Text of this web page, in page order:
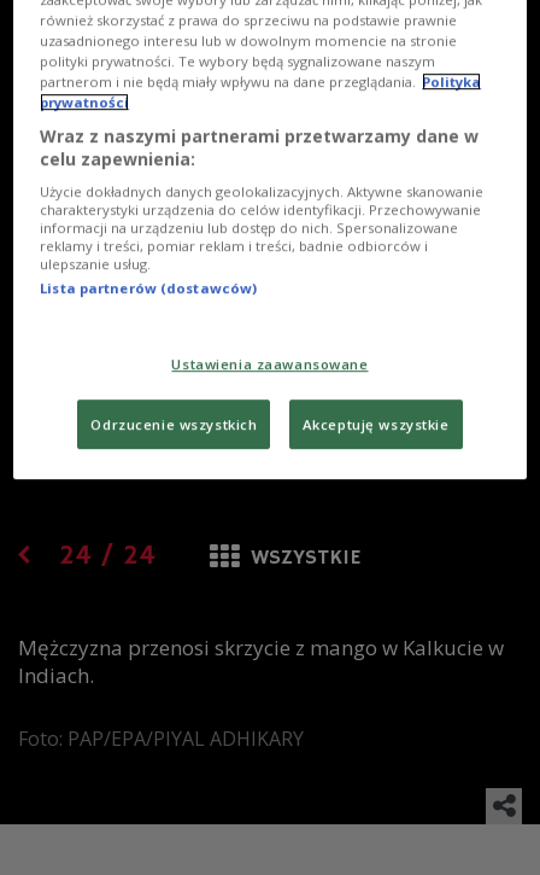
24 / 24 WSZYSTKIE
Mężczyzna przenosi skrzycie z mango w Kalkucie w
Indiach.
Foto: PAP/EPA/PIYAL ADHIKARY
również skorzystać z prawa do sprzeciwu na podstawie prawnie
uzasadnionego interesu lub w dowolnym momencie na stronie
polityki prywatności. Te wybory będą sygnalizowane naszym
partnerom i nie będą miały wpływu na dane przeglądania.
Polityka
prywatności
Wraz z naszymi partnerami przetwarzamy dane w
celu zapewnienia:
Użycie dokładnych danych geolokalizacyjnych. Aktywne skanowanie
charakterystyki urządzenia do celów identyfikacji. Przechowywanie
informacji na urządzeniu lub dostęp do nich. Spersonalizowane
reklamy i treści, pomiar reklam i treści, badnie odbiorców i
ulepszanie usług.
Lista partnerów (dostawców)
Ustawienia zaawansowane
Odrzucenie wszystkich Akceptuję wszystkie